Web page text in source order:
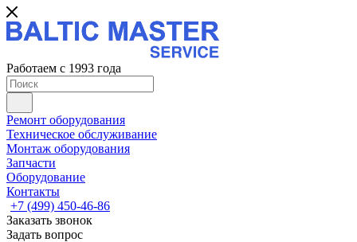
Работаем с 1993 года
Ремонт оборудования
Техническое обслуживание
Монтаж оборудования
Запчасти
Оборудование
Контакты
+7 (499) 450-46-86
Заказать звонок
Задать вопрос